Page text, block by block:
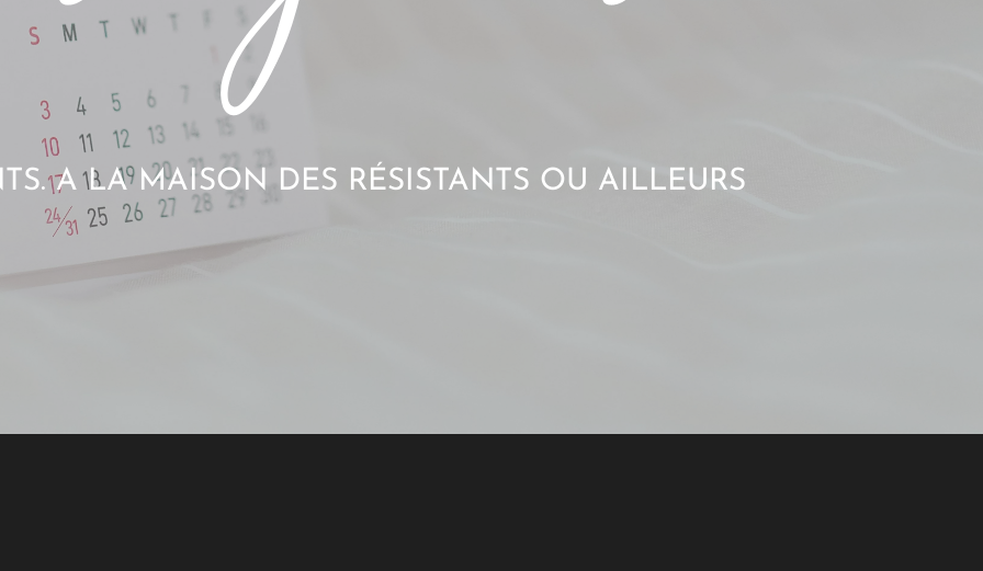
A LA MAISON DES RÉSISTANTS OU AILLEURS